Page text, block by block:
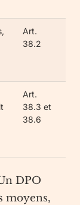
Art.
38.2
Art.
38.3 et
38.6
DPO
moyens,